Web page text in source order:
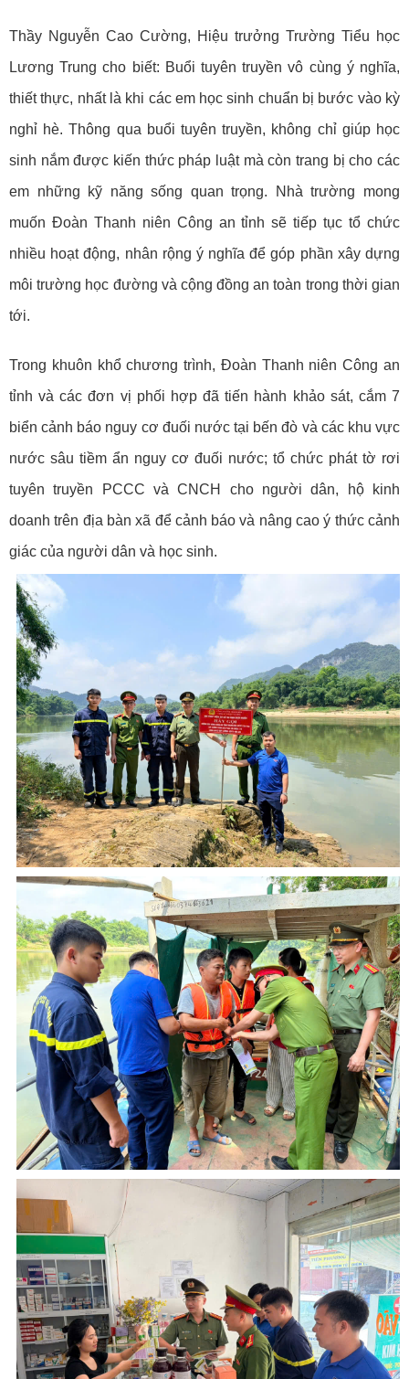
Thầy Nguyễn Cao Cường, Hiệu trưởng Trường Tiểu học
Lương Trung cho biết: Buổi tuyên truyền vô cùng ý nghĩa,
thiết thực, nhất là khi các em học sinh chuẩn bị bước vào kỳ
nghỉ hè. Thông qua buổi tuyên truyền, không chỉ giúp học
sinh nắm được kiến thức pháp luật mà còn trang bị cho các
em những kỹ năng sống quan trọng. Nhà trường mong
muốn Đoàn Thanh niên Công an tỉnh sẽ tiếp tục tổ chức
nhiều hoạt động, nhân rộng ý nghĩa để góp phần xây dựng
môi trường học đường và cộng đồng an toàn trong thời gian
tới.
Trong khuôn khổ chương trình, Đoàn Thanh niên Công an
tỉnh và các đơn vị phối hợp đã tiến hành khảo sát, cắm 7
biển cảnh báo nguy cơ đuối nước tại bến đò và các khu vực
nước sâu tiềm ẩn nguy cơ đuối nước; tổ chức phát tờ rơi
tuyên truyền PCCC và CNCH cho người dân, hộ kinh
doanh trên địa bàn xã để cảnh báo và nâng cao ý thức cảnh
giác của người dân và học sinh.